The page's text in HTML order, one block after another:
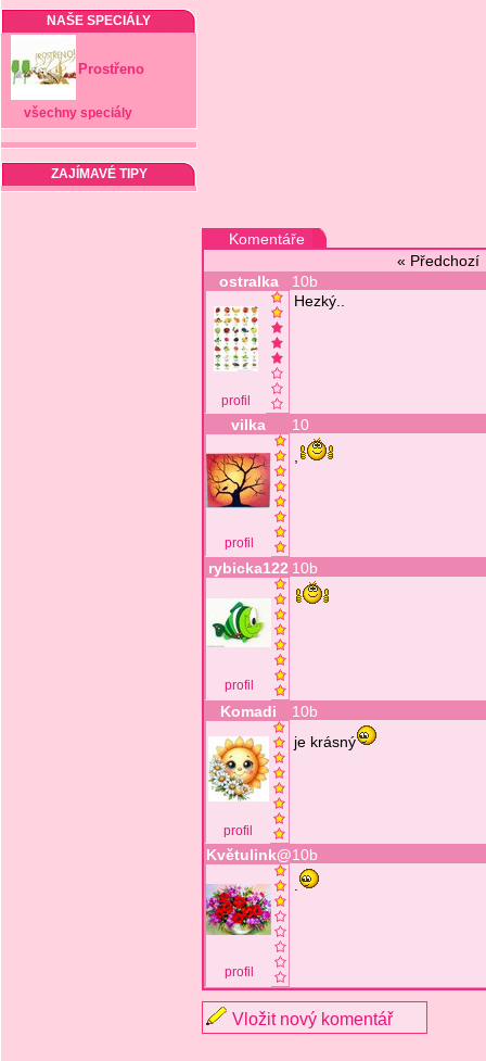
NAŠE SPECIÁLY
Prostřeno
všechny speciály
ZAJÍMAVÉ TIPY
Komentáře
«
ostralka
10b
profil
Hezký..
vilka 10
profil
rybicka122 10b
profil
Komadi 10b
profil
je krásný
Květulink@10b
profil
Vložit nový komentář